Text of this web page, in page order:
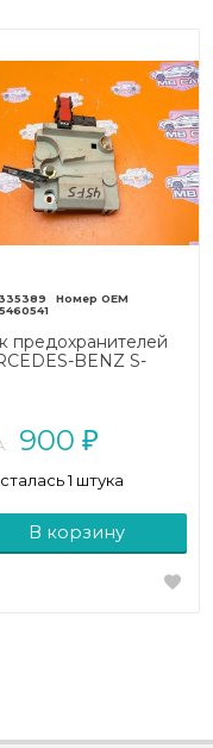
335389
предохранителей
BENZ S-
900 ₽
1 штука
В корзину